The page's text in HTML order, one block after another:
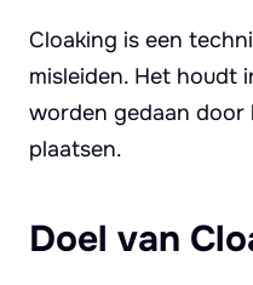
Cloaking is een
misleiden. Het houdt
worden gedaan
plaatsen.
Doel van